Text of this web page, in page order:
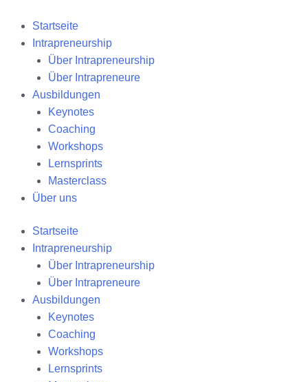
Inhalt
springen
Startseite
Intrapreneurship
Über Intrapreneurship
Über Intrapreneure
Ausbildungen
Keynotes
Coaching
Workshops
Lernsprints
Masterclass
Über uns
Startseite
Intrapreneurship
Über Intrapreneurship
Über Intrapreneure
Ausbildungen
Keynotes
Coaching
Workshops
Lernsprints